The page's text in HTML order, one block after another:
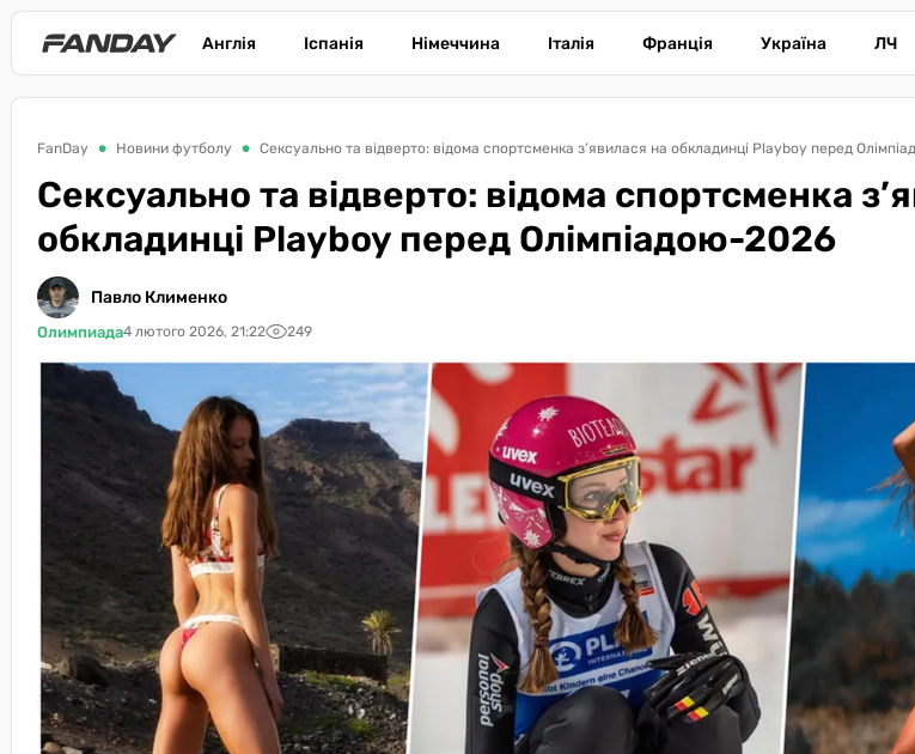
Англія Іспанія Німеччина Італія Франція Україна ЛЧ
FanDay Новини футболу Сексуально та відверто: відома спортсменка з’явилася на обкладинці Playboy перед
Сексуально та відверто: відома спортсменка
обкладинці Playboy перед Олімпіадою-2026
Павло Клименко
Олимпиада4 лютого 2026, 21:22 249